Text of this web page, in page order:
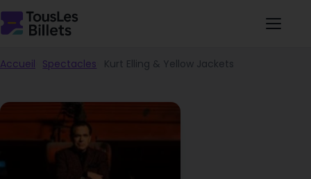
Accueil Spectacles Kurt Elling & Yellow Jackets